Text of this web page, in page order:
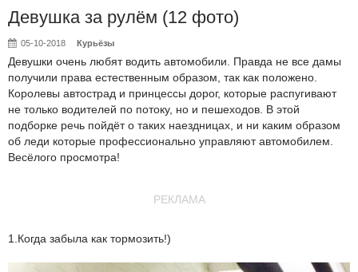
Девушка за рулём (12 фото)
05-10-2018 Курьёзы
Девушки очень любят водить автомобили. Правда не все дамы
получили права естественным образом, так как положено.
Королевы автострад и принцессы дорог, которые распугивают
не только водителей по потоку, но и пешеходов. В этой
подборке речь пойдёт о таких наездницах, и ни каким образом
об леди которые профессионально управляют автомобилем.
Весёлого просмотра!
РЕКЛАМА
1.Когда забыла как тормозить!)